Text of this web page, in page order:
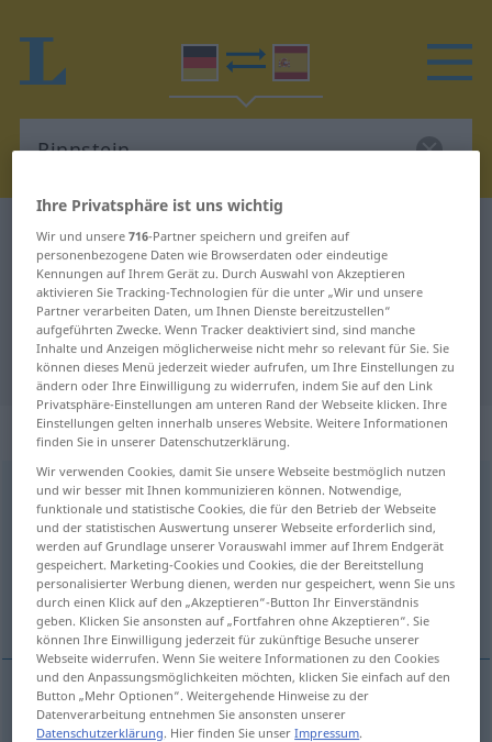
Deutsch-Spanisch Wörterbuch Rinnstein
Deutsch-Spanisch Übersetzung für
"Rinnstein"
"Rinnstein" Spanisch Übersetzung
„Rinnstein“: Maskulinum
Rinnsteinm <Rinnstein(e)s;Rinnsteine>
Übersicht aller Übersetzungen
(Für mehr Details die Übersetzung anklicken/antippen)
arroyo
arroyom Rinnstein
Ihre Privatsphäre ist uns wichtig
Wir und unsere716-Partner speichern und greifen auf
personenbezogene Daten wie Browserdaten oder eindeutige
Kennungen auf Ihrem Gerät zu. Durch Auswahl von Akzeptieren
aktivieren Sie Tracking-Technologien für die unter „Wir und unsere
Partner verarbeiten Daten, um Ihnen Dienste bereitzustellen“
aufgeführten Zwecke. Wenn Tracker deaktiviert sind, sind manche
Inhalte und Anzeigen möglicherweise nicht mehr so relevant für Sie. Sie
können dieses Menü jederzeit wieder aufrufen, um Ihre Einstellungen zu
ändern oder Ihre Einwilligung zu widerrufen, indem Sie auf den Link
Privatsphäre-Einstellungen am unteren Rand der Webseite klicken. Ihre
Einstellungen gelten innerhalb unseres Website. Weitere Informationen
finden Sie in unserer Datenschutzerklärung.
Wir verwenden Cookies, damit Sie unsere Webseite bestmöglich nutzen
und wir besser mit Ihnen kommunizieren können. Notwendige,
funktionale und statistische Cookies, die für den Betrieb der Webseite
und der statistischen Auswertung unserer Webseite erforderlich sind,
werden auf Grundlage unserer Vorauswahl immer auf Ihrem Endgerät
gespeichert. Marketing-Cookies und Cookies, die der Bereitstellung
personalisierter Werbung dienen, werden nur gespeichert, wenn Sie uns
durch einen Klick auf den „Akzeptieren“-Button Ihr Einverständnis
geben. Klicken Sie ansonsten auf „Fortfahren ohne Akzeptieren“. Sie
können Ihre Einwilligung jederzeit für zukünftige Besuche unserer
Webseite widerrufen. Wenn Sie weitere Informationen zu den Cookies
und den Anpassungsmöglichkeiten möchten, klicken Sie einfach auf den
Button „Mehr Optionen“. Weitergehende Hinweise zu der
Datenverarbeitung entnehmen Sie ansonsten unserer
Datenschutzerklärung. Hier finden Sie unserImpressum.